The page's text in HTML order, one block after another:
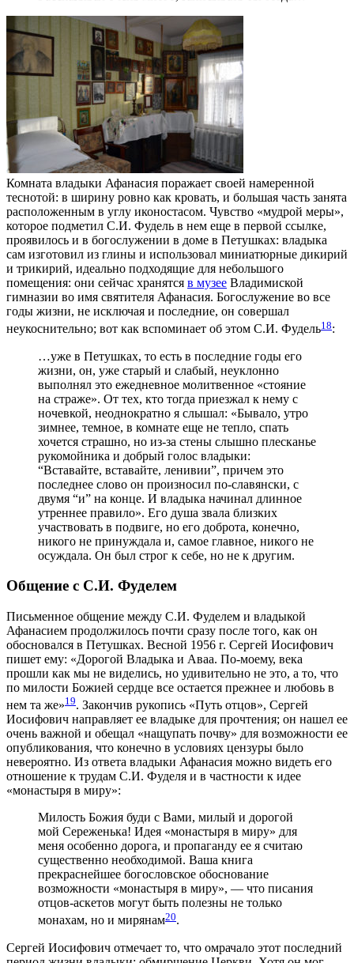
Комната владыки Афанасия поражает своей намеренной
теснотой: в ширину ровно как кровать, и большая часть занята
расположенным в углу иконостасом. Чувство «мудрой меры»,
которое подметил С.И. Фудель в нем еще в первой ссылке,
проявилось и в богослужении в доме в Петушках: владыка
сам изготовил из глины и использовал миниатюрные дикирий
и трикирий, идеально подходящие для небольшого
помещения: они сейчас хранятся в музее Владимиской
гимназии во имя святителя Афанасия. Богослужение во все
годы жизни, не исключая и последние, он совершал
неукоснительно; вот как вспоминает об этом С.И. Фудель18:
…уже в Петушках, то есть в последние годы его
жизни, он, уже старый и слабый, неуклонно
выполнял это ежедневное молитвенное «стояние
на страже». От тех, кто тогда приезжал к нему с
ночевкой, неоднократно я слышал: «Бывало, утро
зимнее, темное, в комнате еще не тепло, спать
хочется страшно, но из-за стены слышно плесканье
рукомойника и добрый голос владыки:
“Вставайте, вставайте, ленивии”, причем это
последнее слово он произносил по-славянски, с
двумя “и” на конце. И владыка начинал длинное
утреннее правило». Его душа звала близких
участвовать в подвиге, но его доброта, конечно,
никого не принуждала и, самое главное, никого не
осуждала. Он был строг к себе, но не к другим.
Общение с С.И. Фуделем
Письменное общение между С.И. Фуделем и владыкой
Афанасием продолжилось почти сразу после того, как он
обосновался в Петушках. Весной 1956 г. Сергей Иосифович
пишет ему: «Дорогой Владыка и Аваа. По-моему, века
прошли как мы не виделись, но удивительно не это, а то, что
по милости Божией сердце все остается прежнее и любовь в
нем та же»19. Закончив рукопись «Путь отцов», Сергей
Иосифович направляет ее владыке для прочтения; он нашел ее
очень важной и обещал «нащупать почву» для возможности ее
опубликования, что конечно в условиях цензуры было
невероятно. Из ответа владыки Афанасия можно видеть его
отношение к трудам С.И. Фуделя и в частности к идее
«монастыря в миру»:
Милость Божия буди с Вами, милый и дорогой
мой Сереженька! Идея «монастыря в миру» для
меня особенно дорога, и пропаганду ее я считаю
существенно необходимой. Ваша книга
прекраснейшее богословское обоснование
возможности «монастыря в миру», — что писания
отцов-аскетов могут быть полезны не только
монахам, но и мирянам20.
Сергей Иосифович отмечает то, что омрачало этот последний